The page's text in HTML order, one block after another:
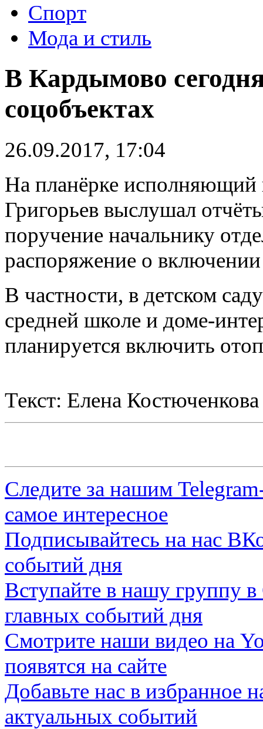
Спорт
Мода и стиль
В Кардымово
соцобъектах
26.09.2017, 17:04
На планёрке
Григорьев выслушал
поручение начальнику
распоряжение о
В частности, в детском
средней школе и доме-
планируется включить
Текст: Елена Костюченкова
Следите за нашим
самое интересное
Подписывайтесь на нас
событий дня
Вступайте в нашу группу в
главных событий дня
Смотрите наши видео на
появятся на сайте
Добавьте нас в избранное
актуальных событий